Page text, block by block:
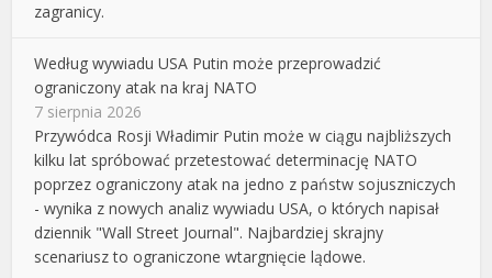
zagranicy.
Według wywiadu USA Putin może przeprowadzić
ograniczony atak na kraj NATO
7 sierpnia 2026
Przywódca Rosji Władimir Putin może w ciągu najbliższych
kilku lat spróbować przetestować determinację NATO
poprzez ograniczony atak na jedno z państw sojuszniczych
- wynika z nowych analiz wywiadu USA, o których napisał
dziennik "Wall Street Journal". Najbardziej skrajny
scenariusz to ograniczone wtargnięcie lądowe.